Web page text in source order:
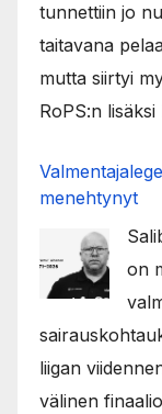
tunnettiin jo
taitavana
mutta siirtyi
RoPS:n
menehtynyt
on
liigan
välinen